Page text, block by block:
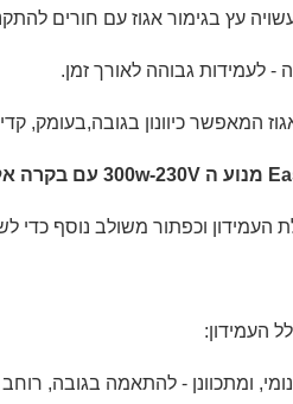
עץ בגימור אגוז עם חורים
- לעמידות גבוהה לאורך זמן.
המאפשר כיוונון בגובה,בעומק,
העמידון וכפתור משולב נוסף כדי
העמידון:
ומתכוונן - להתאמה בגובה, רוחב